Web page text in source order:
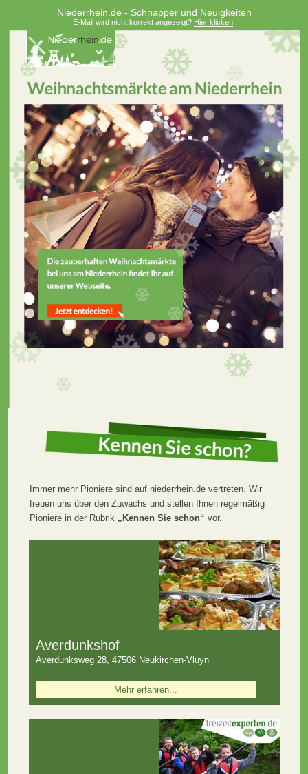
Niederrhein.de - Schnapper und Neuigkeiten
E-Mail wird nicht korrekt angezeigt? Hier klicken
Immer mehr Pioniere sind auf niederrhein.de vertreten. Wir
freuen uns über den Zuwachs und stellen Ihnen regelmäßig
Pioniere in der Rubrik „Kennen Sie schon“ vor.
Averdunkshof
Averdunksweg 28, 47506 Neukirchen-Vluyn
Mehr erfahren...